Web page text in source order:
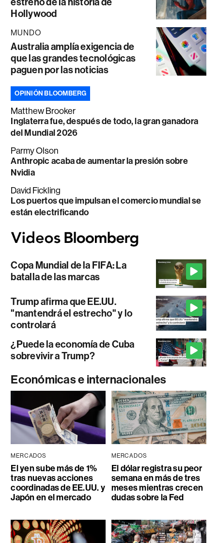
Hollywood
MUNDO
Australia amplía exigencia de
que las grandes tecnológicas
paguen por las noticias
OPINIÓN BLOOMBERG
Matthew Brooker
Inglaterra fue, después de todo, la gran ganadora
del Mundial 2026
Parmy Olson
Anthropic acaba de aumentar la presión sobre
Nvidia
David Fickling
Los puertos que impulsan el comercio mundial se
están electrificando
Copa Mundial de la FIFA: La
batalla de las marcas
Trump afirma que EE.UU.
"mantendrá el estrecho" y lo
controlará
¿Puede la economía de Cuba
sobrevivir a Trump?
Económicas e internacionales
MERCADOS
El yen sube más de 1%
tras nuevas acciones
coordinadas de EE.UU. y
Japón en el mercado
MERCADOS
El dólar registra su peor
semana en más de tres
meses mientras crecen
dudas sobre la Fed